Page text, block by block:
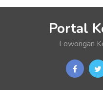
Portal
Lowongan